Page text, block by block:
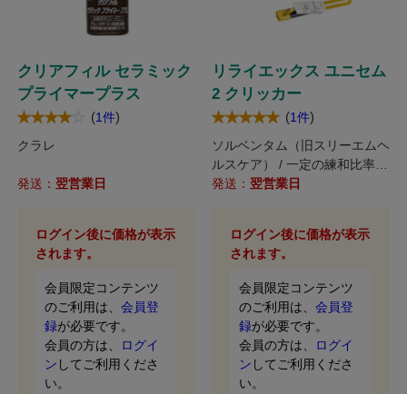
クリアフィル セラミック
プライマープラス
(1件)
クラレ
発送： 翌営業日
ログイン後に価格が表示
されます。
会員限定コンテンツ
のご利用は、 会員登
録が必要です。
会員の方は、
ログイ
ン してご利用くださ
い。
リライエックス ユニセム
2 クリッカー
(1件)
ソルベンタム（旧スリーエムヘ
ルスケア） / 一定の練和比率で
ペーストが出せる便利なクリッ
発送： 翌営業日
ログイン後に価格が表示
されます。
会員限定コンテンツ
のご利用は、 会員登
録が必要です。
会員の方は、
ログイ
ン してご利用くださ
い。